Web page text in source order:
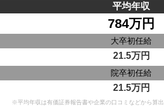
平均年収
784万円
大卒初任給
21.5万円
院卒初任給
21.5万円
※平均年収は有価証券報告書や企業の口コミなどから算出